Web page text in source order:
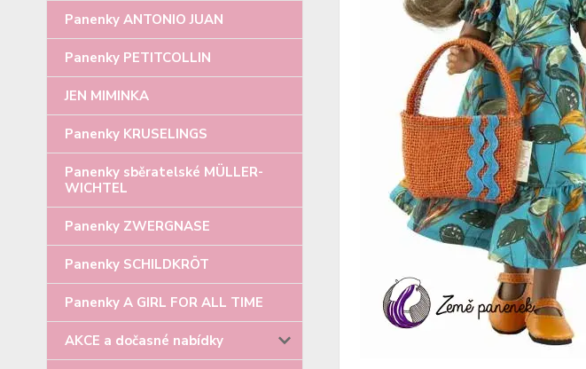
Panenky ANTONIO JUAN
Panenky PETITCOLLIN
JEN MIMINKA
Panenky KRUSELINGS
Panenky sběratelské MÜLLER-
WICHTEL
Panenky ZWERGNASE
Panenky SCHILDKRÖT
Panenky A GIRL FOR ALL TIME
AKCE a dočasné nabídky